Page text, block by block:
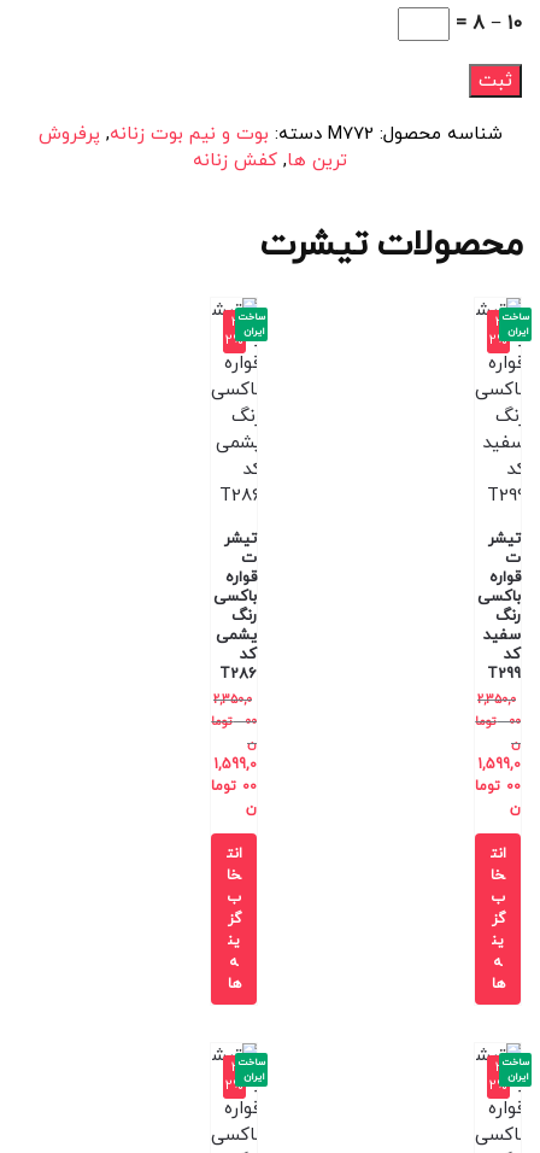
10 − 8 =
شناسه محصول: M772 دسته: بوت و نیم بوت زنانه, پرفروش
ترین ها, کفش زنانه
محصولات تیشرت
-3
2%
تیشر
ت
قواره
باکسی
رنگ
سفید
کد
T299
2,350,0
00
توما
ن
1,599,0
00 توما
ن
ساخت
ایران
انت
خا
ب
گز
ین
ه
ها
-3
2%
تیشر
ت
قواره
باکسی
رنگ
یشمی
کد
T286
2,350,0
00
توما
ن
1,599,0
00 توما
ن
ساخت
ایران
انت
خا
ب
گز
ین
ه
ها
-3
2%
ساخت
ایران
-3
2%
ساخت
ایران